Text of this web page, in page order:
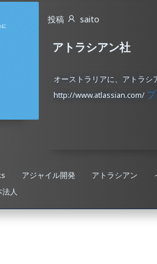
投稿 saito
アトラシアン社
オーストラリアに、アトラシ
http://www.atlassian.com/
アジャイル開発 アトラシアン
人